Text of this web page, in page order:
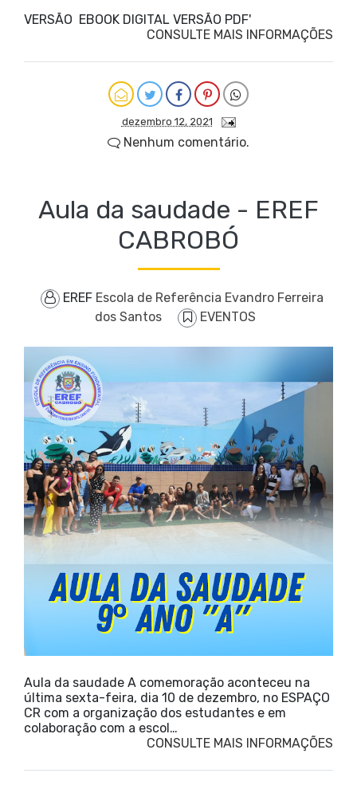
VERSÃO EBOOK DIGITAL VERSÃO PDF'
CONSULTE MAIS INFORMAÇÕES
dezembro 12, 2021
Nenhum comentário.
Aula da saudade - EREF
CABROBÓ
EREF Escola de Referência Evandro Ferreira
dos Santos
EVENTOS
Aula da saudade A comemoração aconteceu na
última sexta-feira, dia 10 de dezembro, no ESPAÇO
CR com a organização dos estudantes e em
colaboração com a escol…
CONSULTE MAIS INFORMAÇÕES